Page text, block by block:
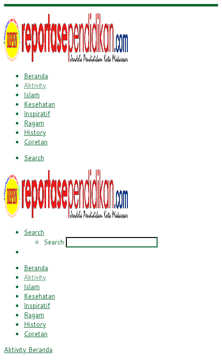
Beranda
Aktivity
Islam
Kesehatan
Inspiratif
Ragam
History
Coretan
Search
Search
Search
Beranda
Aktivity
Islam
Kesehatan
Inspiratif
Ragam
History
Coretan
Aktivity Beranda